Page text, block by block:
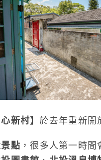
新村】於去年重新開
點 ，很多人第一時間